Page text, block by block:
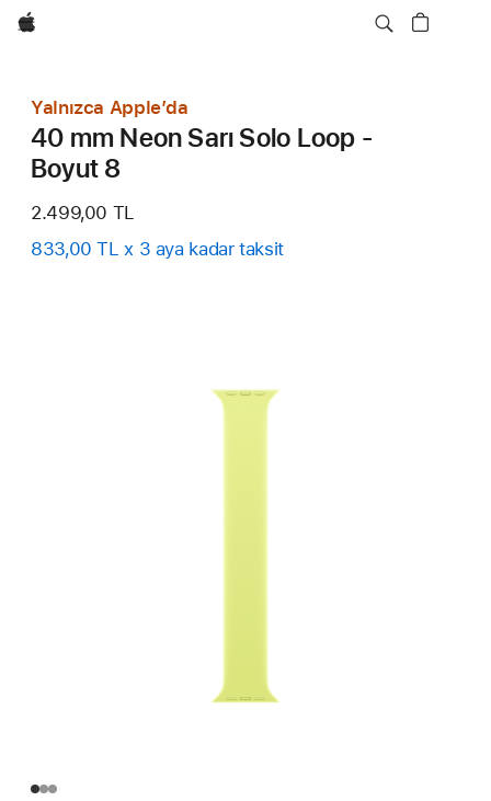
wzlhp
Yalnızca Apple’da
40 mm Neon Sarı Solo Loop -
Boyut 8
2.499,00 TL
833,00 TL x 3 aya kadar taksit